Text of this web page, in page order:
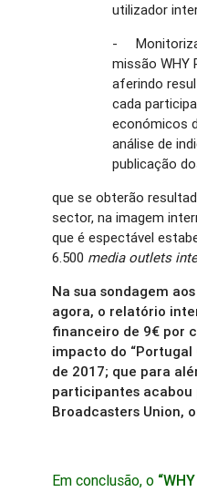
utilizador
-
missão WHY
aferindo
cada
económicos
análise de
publicação
que se obterão
sector, na imagem
que é espectável
6.500 media outlets
Na sua sondagem
agora, o relatório
financeiro de 9€ por
impacto do “Portugal
de 2017; que para
participantes acabou
Broadcasters Union,
Em conclusão, o